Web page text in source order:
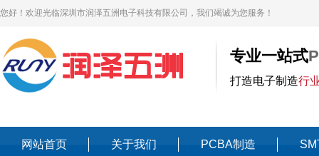
您好！欢迎光临深圳市润泽五洲电子科技有限公司，我们竭诚为您服务！
专业一站式
打造电子制造行
网站首页 关于我们 PCBA制造